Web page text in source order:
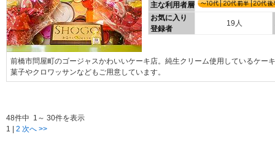
主な利用者層
お気に入り
登録者
19人
前橋市問屋町のゴージャスかわいいケーキ店。純生クリーム使用しているケー
菓子やクロワッサンなどもご用意しています。
48件中 1～ 30件を表示
1
2 次へ >>